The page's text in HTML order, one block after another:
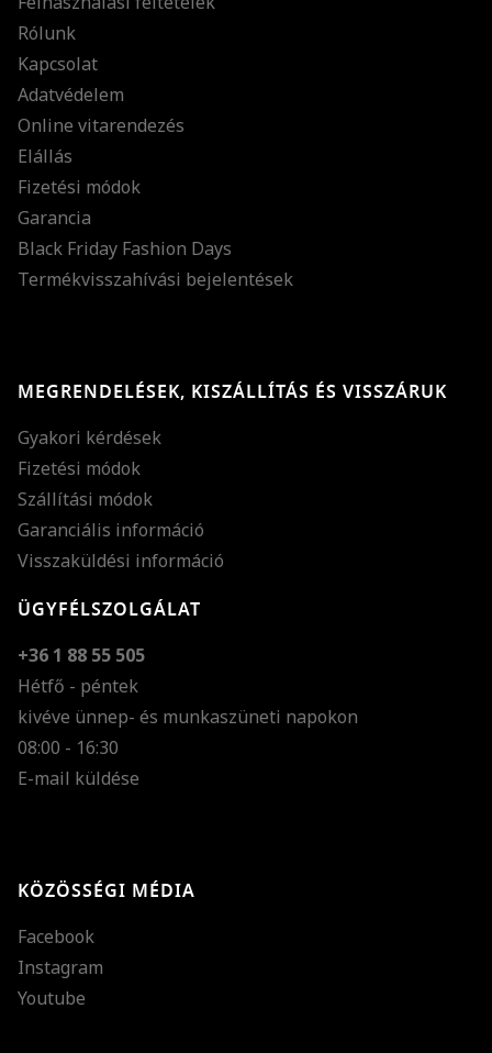
Rólunk
Kapcsolat
Adatvédelem
Online vitarendezés
Elállás
Fizetési módok
Garancia
Black Friday Fashion Days
Termékvisszahívási bejelentések
MEGRENDELÉSEK, KISZÁLLÍTÁS ÉS VISSZÁRUK
Gyakori kérdések
Fizetési módok
Szállítási módok
Garanciális információ
Visszaküldési információ
ÜGYFÉLSZOLGÁLAT
+36 1 88 55 505
Hétfő - péntek
kivéve ünnep- és munkaszüneti napokon
08:00 - 16:30
E-mail küldése
KÖZÖSSÉGI MÉDIA
Facebook
Instagram
Youtube